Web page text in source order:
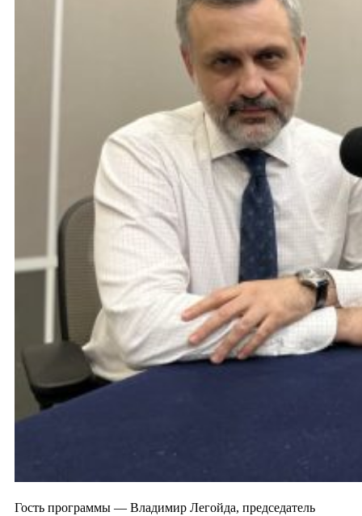
Гость программы — Владимир Легойда, председатель